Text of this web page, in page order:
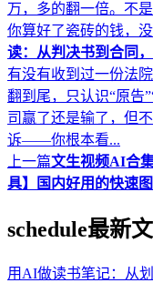
万，多的翻一倍。不
你算好了瓷砖的钱，
读：从判决书到合同
有没有收到过一份法
翻到尾，只认识“原告
司赢了还是输了，但
诉——你根本看...
上一篇文生视频AI合
具】国内好用的快速
schedule最新
用AI做读书笔记：从